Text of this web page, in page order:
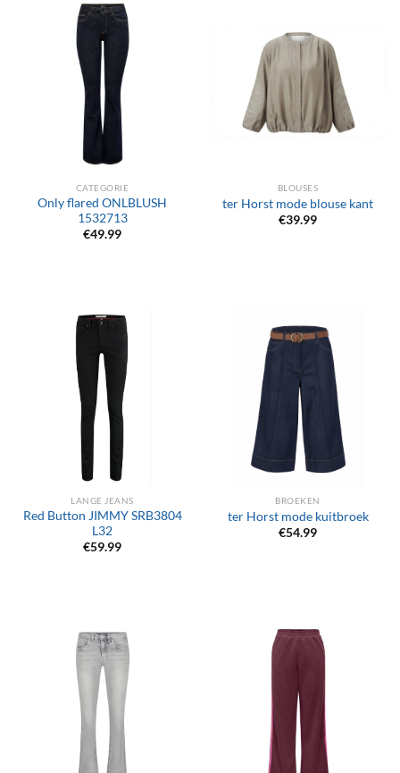
CATEGORIE
Only flared ONLBLUSH
1532713
€49.99
BLOUSES
ter Horst mode blouse kant
€39.99
LANGE JEANS
Red Button JIMMY SRB3804
L32
€59.99
BROEKEN
ter Horst mode kuitbroek
€54.99